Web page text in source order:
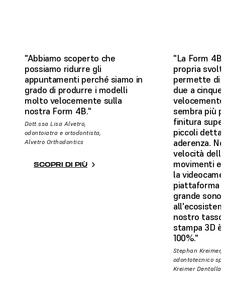
"Abbiamo scoperto che
possiamo ridurre gli
appuntamenti perché siamo in
grado di produrre i modelli
molto velocemente sulla
nostra Form 4B."
Dott.ssa Lisa Alvetro,
odontoiatra e ortodontista,
Alvetro Orthodontics
SCOPRI DI PIÙ
"La Form 4B
propria
permette di
due a
sembra più
finitura
piccoli
aderenza.
velocità
movimenti
la
piattaforma
grande sono
nostro
stampa 3D
100%."
Stephan Kreimer,
odontotecnico
Kreimer